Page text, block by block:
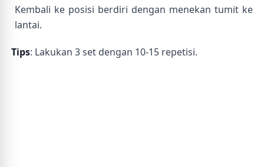
Kembali ke posisi berdiri dengan menekan tumit ke
lantai.
Tips: Lakukan 3 set dengan 10-15 repetisi.